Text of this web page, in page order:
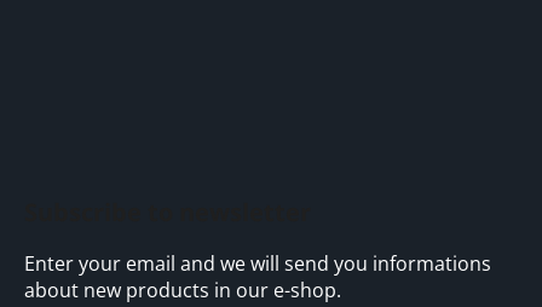
Enter your email and we will send you informations
about new products in our e-shop.